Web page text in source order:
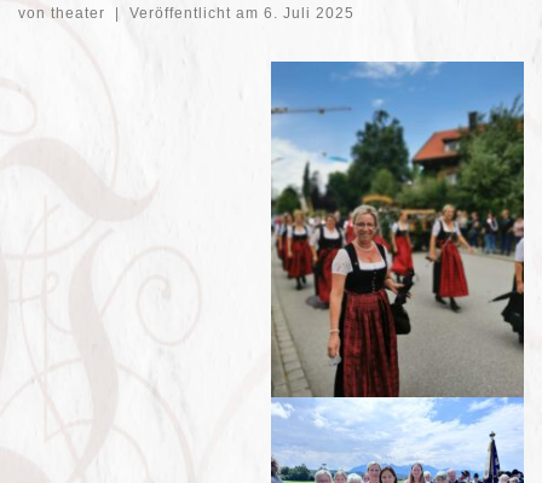
von theater | Veröffentlicht am 6. Juli 2025